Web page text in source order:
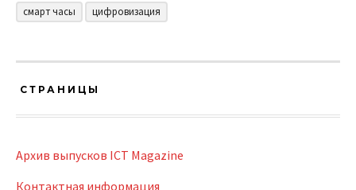
смарт часы
цифровизация
СТРАНИЦЫ
Архив выпусков ICT Magazine
Контактная информация